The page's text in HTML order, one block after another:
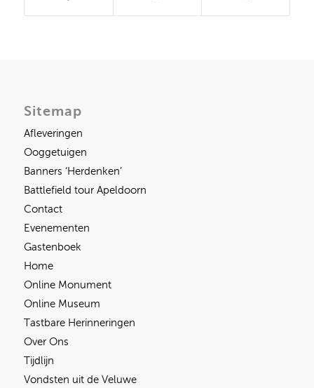
Sitemap
Afleveringen
Ooggetuigen
Banners ‘Herdenken’
Battlefield tour Apeldoorn
Contact
Evenementen
Gastenboek
Home
Online Monument
Online Museum
Tastbare Herinneringen
Over Ons
Tijdlijn
Vondsten uit de Veluwe